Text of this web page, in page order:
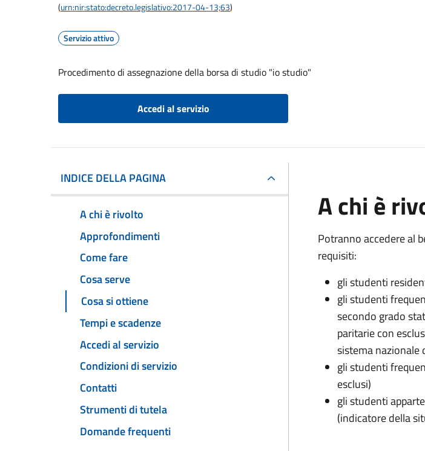
(urn:nir:stato:decreto.legislativo:2017-04-13;63)
Servizio attivo
Procedimento di assegnazione della borsa di studio "io studio"
Accedi al servizio
INDICE DELLA PAGINA
A chi è rivolto
Approfondimenti
Come fare
Cosa serve
Cosa si ottiene
Tempi e scadenze
Accedi al servizio
Condizioni di servizio
Contatti
Strumenti di tutela
Domande frequenti
A chi è
Potranno accedere al
requisiti:
gli studenti
gli studenti
secondo grado
paritarie con
sistema nazionale
gli studenti
esclusi)
gli studenti
(indicatore della